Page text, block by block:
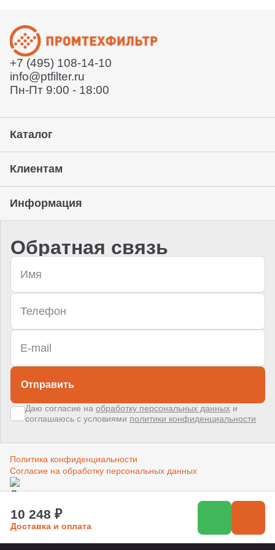
10 248 ₽
Доставка и оплата
Отправит заказ курьерской службой или вы сможете
забрать его с нашего склада (самовывоз)
Предоставление гарантии, подписание закрывающих
документов
+7 (495) 108-14-10
info@ptfilter.ru
Пн-Пт 9:00 - 18:00
Каталог
Клиентам
Информация
Политика конфиденциальности
Согласие на обработку персональных данных
помогаем продвигать и продавать
Обратная связь
Отправить
Даю согласие на обработку персональных данных и
соглашаюсь с условиями политики конфиденциальности